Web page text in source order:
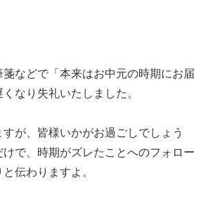
箋などで「本来はお中元の時期にお届
なり失礼いたしました。
が、皆様いかがお過ごしでしょう
で、時期がズレたことへのフォロー
伝わりますよ。